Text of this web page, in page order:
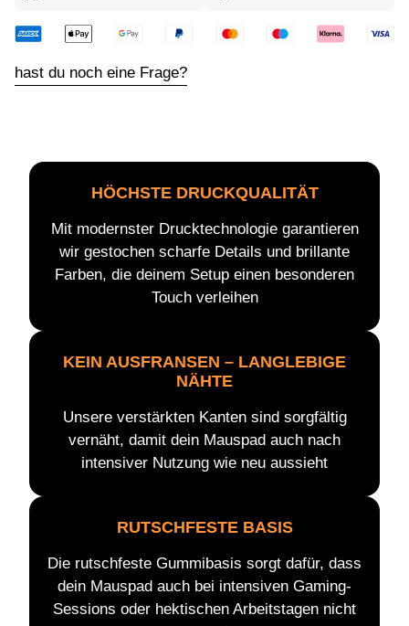
hast du noch eine Frage?
HÖCHSTE DRUCKQUALITÄT
Mit modernster Drucktechnologie garantieren
wir gestochen scharfe Details und brillante
Farben, die deinem Setup einen besonderen
Touch verleihen
KEIN AUSFRANSEN – LANGLEBIGE
NÄHTE
Unsere verstärkten Kanten sind sorgfältig
vernäht, damit dein Mauspad auch nach
intensiver Nutzung wie neu aussieht
RUTSCHFESTE BASIS
Die rutschfeste Gummibasis sorgt dafür, dass
dein Mauspad auch bei intensiven Gaming-
Sessions oder hektischen Arbeitstagen nicht